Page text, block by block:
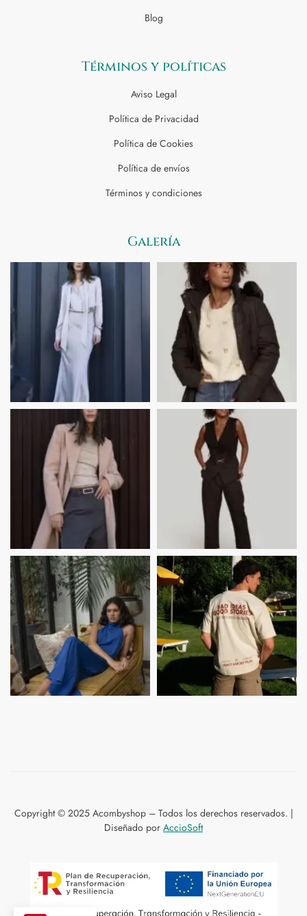
Blog
Términos y políticas
Aviso Legal
Política de Privacidad
Política de Cookies
Política de envíos
Términos y condiciones
Galería
Copyright © 2025 Acombyshop – Todos los derechos reservados. |
Diseñado por AccioSoft